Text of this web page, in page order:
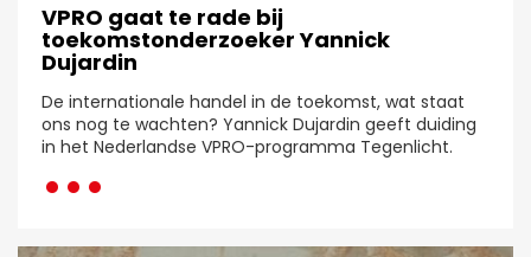
VPRO gaat te rade bij
toekomstonderzoeker Yannick
Dujardin
De internationale handel in de toekomst, wat staat
ons nog te wachten? Yannick Dujardin geeft duiding
in het Nederlandse VPRO-programma Tegenlicht.
···